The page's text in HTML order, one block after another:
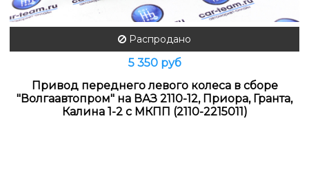
Распродано
5 350 руб
Привод переднего левого колеса в сборе
"Волгаавтопром" на ВАЗ 2110-12, Приора, Гранта,
Калина 1-2 с МКПП (2110-2215011)